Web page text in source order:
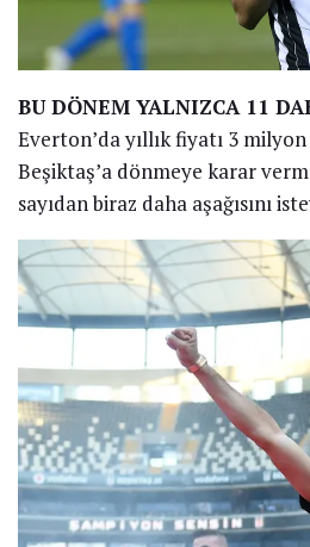
BU DÖNEM YALNIZCA 11
Everton’da yıllık fiyatı 3
Beşiktaş’a dönmeye karar
sayıdan biraz daha aşağısını